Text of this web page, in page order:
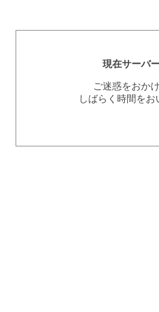
現在サーバ
ご迷惑をおか
しばらく時間を